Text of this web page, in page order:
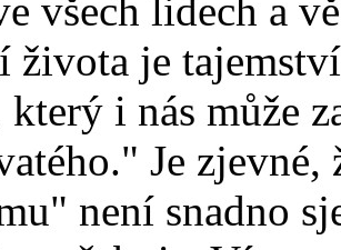
všech lidech a
života je
který i nás může
Je
není snadno